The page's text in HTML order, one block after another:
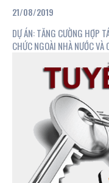
sách
các hoạt
quyền
21/08/2019
DỰ ÁN: TĂNG CƯỜNG HỢP
CHỨC NGOÀI NHÀ NƯỚC